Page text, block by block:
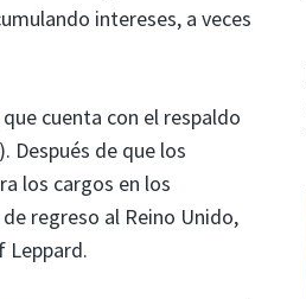
intereses, a veces
cuenta con el respaldo
Después de que los
los cargos en los
regreso al Reino Unido,
Leppard.